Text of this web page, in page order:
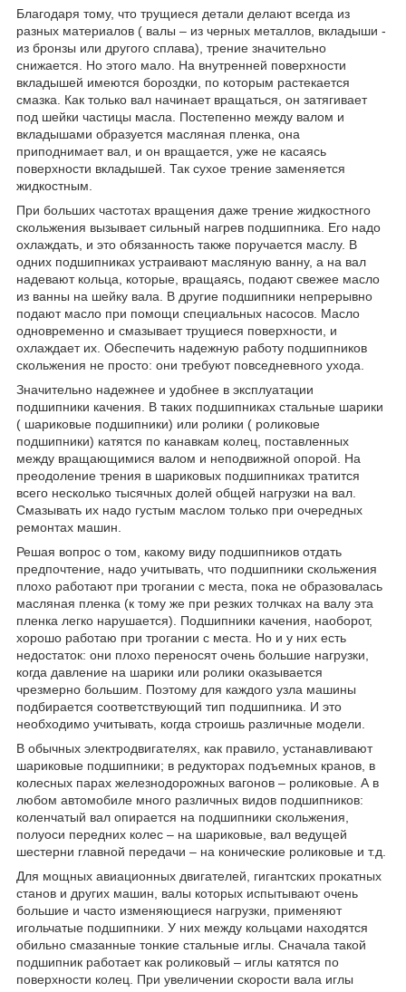
Благодаря тому, что трущиеся детали делают всегда из
разных материалов ( валы – из черных металлов, вкладыши -
из бронзы или другого сплава), трение значительно
снижается. Но этого мало. На внутренней поверхности
вкладышей имеются бороздки, по которым растекается
смазка. Как только вал начинает вращаться, он затягивает
под шейки частицы масла. Постепенно между валом и
вкладышами образуется масляная пленка, она
приподнимает вал, и он вращается, уже не касаясь
поверхности вкладышей. Так сухое трение заменяется
жидкостным.
При больших частотах вращения даже трение жидкостного
скольжения вызывает сильный нагрев подшипника. Его надо
охлаждать, и это обязанность также поручается маслу. В
одних подшипниках устраивают масляную ванну, а на вал
надевают кольца, которые, вращаясь, подают свежее масло
из ванны на шейку вала. В другие подшипники непрерывно
подают масло при помощи специальных насосов. Масло
одновременно и смазывает трущиеся поверхности, и
охлаждает их. Обеспечить надежную работу подшипников
скольжения не просто: они требуют повседневного ухода.
Значительно надежнее и удобнее в эксплуатации
подшипники качения. В таких подшипниках стальные шарики
( шариковые подшипники) или ролики ( роликовые
подшипники) катятся по канавкам колец, поставленных
между вращающимися валом и неподвижной опорой. На
преодоление трения в шариковых подшипниках тратится
всего несколько тысячных долей общей нагрузки на вал.
Смазывать их надо густым маслом только при очередных
ремонтах машин.
Решая вопрос о том, какому виду подшипников отдать
предпочтение, надо учитывать, что подшипники скольжения
плохо работают при трогании с места, пока не образовалась
масляная пленка (к тому же при резких толчках на валу эта
пленка легко нарушается). Подшипники качения, наоборот,
хорошо работаю при трогании с места. Но и у них есть
недостаток: они плохо переносят очень большие нагрузки,
когда давление на шарики или ролики оказывается
чрезмерно большим. Поэтому для каждого узла машины
подбирается соответствующий тип подшипника. И это
необходимо учитывать, когда строишь различные модели.
В обычных электродвигателях, как правило, устанавливают
шариковые подшипники; в редукторах подъемных кранов, в
колесных парах железнодорожных вагонов – роликовые. А в
любом автомобиле много различных видов подшипников:
коленчатый вал опирается на подшипники скольжения,
полуоси передних колес – на шариковые, вал ведущей
шестерни главной передачи – на конические роликовые и т.д.
Для мощных авиационных двигателей, гигантских прокатных
станов и других машин, валы которых испытывают очень
большие и часто изменяющиеся нагрузки, применяют
игольчатые подшипники. У них между кольцами находятся
обильно смазанные тонкие стальные иглы. Сначала такой
подшипник работает как роликовый – иглы катятся по
поверхности колец. При увеличении скорости вала иглы